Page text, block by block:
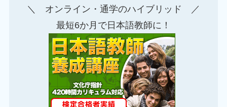
＼ オンライン・通学のハイブリッド ／
最短6か月で日本語教師に！